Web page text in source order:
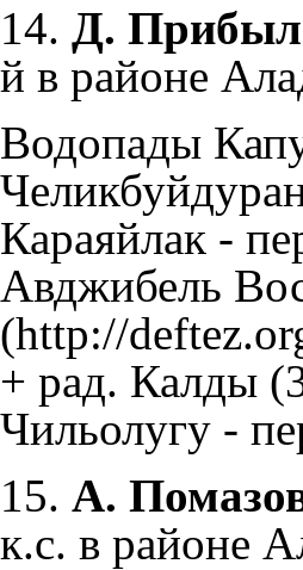
14. Д.
й в районе
Водопады
Караяйлак -
Авджибель
+ рад. Калды
Чильолугу -
15. А.
к.с. в районе